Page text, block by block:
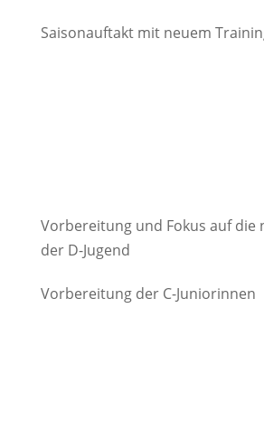
Saisonauftakt mit neuem
Vorbereitung und Fokus auf die
der D-Jugend
Vorbereitung der C-Juniorinnen